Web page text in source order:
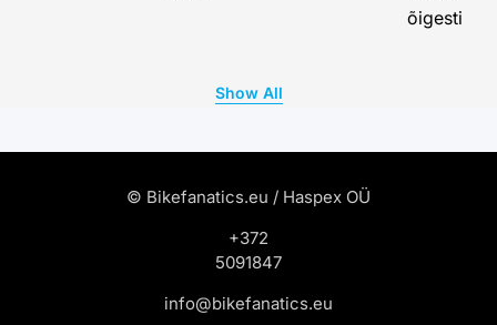
õigesti
Show All
© Bikefanatics.eu / Haspex OÜ
+372
5091847
info@bikefanatics.eu